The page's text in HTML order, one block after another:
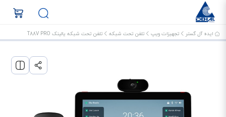
ایده آل گستر تجهیزات ویپ تلفن تحت شبکه تلفن تحت شبکه یالینک T88V PRO